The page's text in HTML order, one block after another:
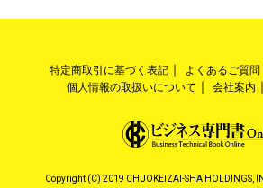
特定商取引に基づく表記 よくあるご質問
個人情報の取扱いについて
会社案内
Copyright (C) 2019 CHUOKEIZAI-SHA HOLDINGS,